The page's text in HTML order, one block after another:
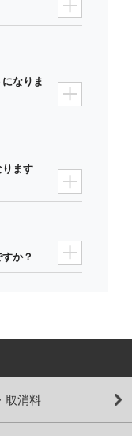
なりま
ます
か？
取消料